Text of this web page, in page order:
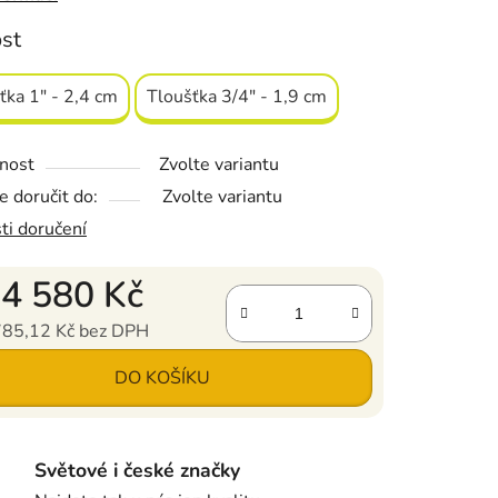
:
cm (32")
2,4 cm (1 ") nebo 1,9 cm (3/4")
1" - 2,4 cm Tloušťka 3/4" - 1,9 cm
Zvolte variantu
doručit do:
Zvolte variantu
doručení
4 580 Kč
Kč bez DPH
DO KOŠÍKU
Světové i české značky